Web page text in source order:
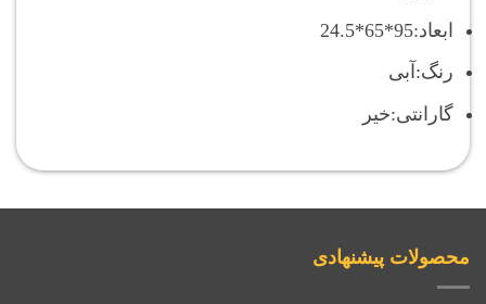
ابعاد:95*65*24.5
رنگ: آبی
گارانتی:خیر
محصولات پیشنهادی